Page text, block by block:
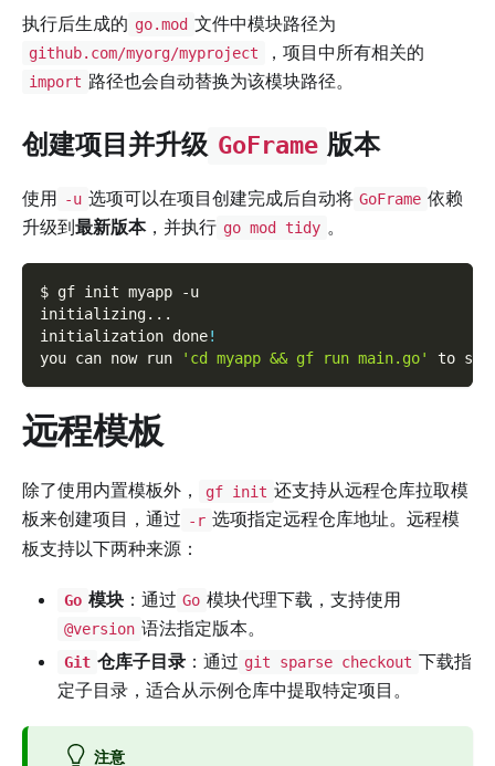
执行后生成的 go.mod 文件中模块路径为
github.com/myorg/myproject ，项目中所有相关的
import 路径也会自动替换为该模块路径。
创建项目并升级 GoFrame 版本
使用 -u 选项可以在项目创建完成后自动将 GoFrame 依赖
升级到最新版本，并执行 go mod tidy 。
$ gf init myapp
-u
initializing.. .
initialization done!
you can now run
'cd myapp && gf run main.go' to
远程模板
除了使用内置模板外， gf init 还支持从远程仓库拉取模
板来创建项目，通过 -r 选项指定远程仓库地址。远程模
板支持以下两种来源：
Go 模块：通过 Go 模块代理下载，支持使用
@version 语法指定版本。
Git 仓库子目录：通过 git sparse checkout 下载指
定子目录，适合从示例仓库中提取特定项目。
注意